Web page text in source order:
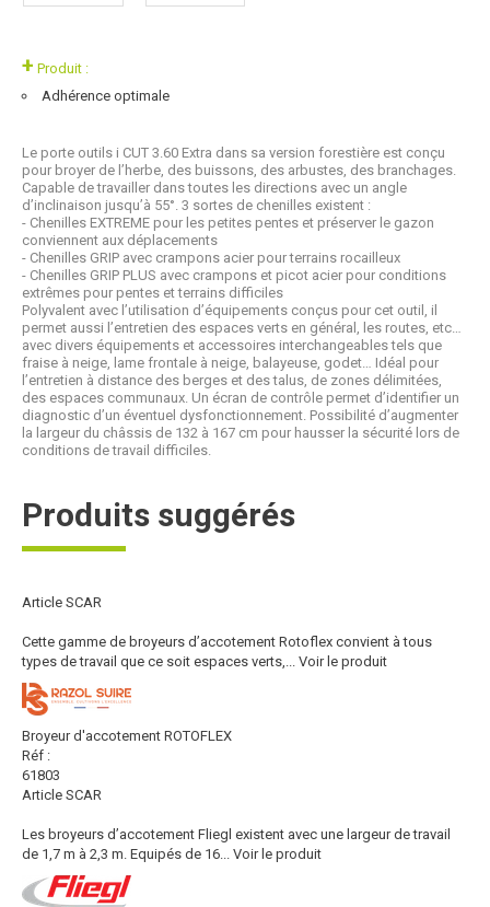
+ Produit :
Adhérence optimale
Le porte outils i CUT 3.60 Extra dans sa version forestière est conçu
pour broyer de l’herbe, des buissons, des arbustes, des branchages.
Capable de travailler dans toutes les directions avec un angle
d’inclinaison jusqu’à 55°. 3 sortes de chenilles existent :
- Chenilles EXTREME pour les petites pentes et préserver le gazon
conviennent aux déplacements
- Chenilles GRIP avec crampons acier pour terrains rocailleux
- Chenilles GRIP PLUS avec crampons et picot acier pour conditions
extrêmes pour pentes et terrains difficiles
Polyvalent avec l’utilisation d’équipements conçus pour cet outil, il
permet aussi l’entretien des espaces verts en général, les routes, etc…
avec divers équipements et accessoires interchangeables tels que
fraise à neige, lame frontale à neige, balayeuse, godet… Idéal pour
l’entretien à distance des berges et des talus, de zones délimitées,
des espaces communaux. Un écran de contrôle permet d’identifier un
diagnostic d’un éventuel dysfonctionnement. Possibilité d’augmenter
la largeur du châssis de 132 à 167 cm pour hausser la sécurité lors de
conditions de travail difficiles.
Produits suggérés
Article SCAR
Cette gamme de broyeurs d’accotement Rotoflex convient à tous
types de travail que ce soit espaces verts,... Voir le produit
Broyeur d'accotement ROTOFLEX
Réf :
61803
Article SCAR
Les broyeurs d’accotement Fliegl existent avec une largeur de travail
de 1,7 m à 2,3 m. Equipés de 16... Voir le produit